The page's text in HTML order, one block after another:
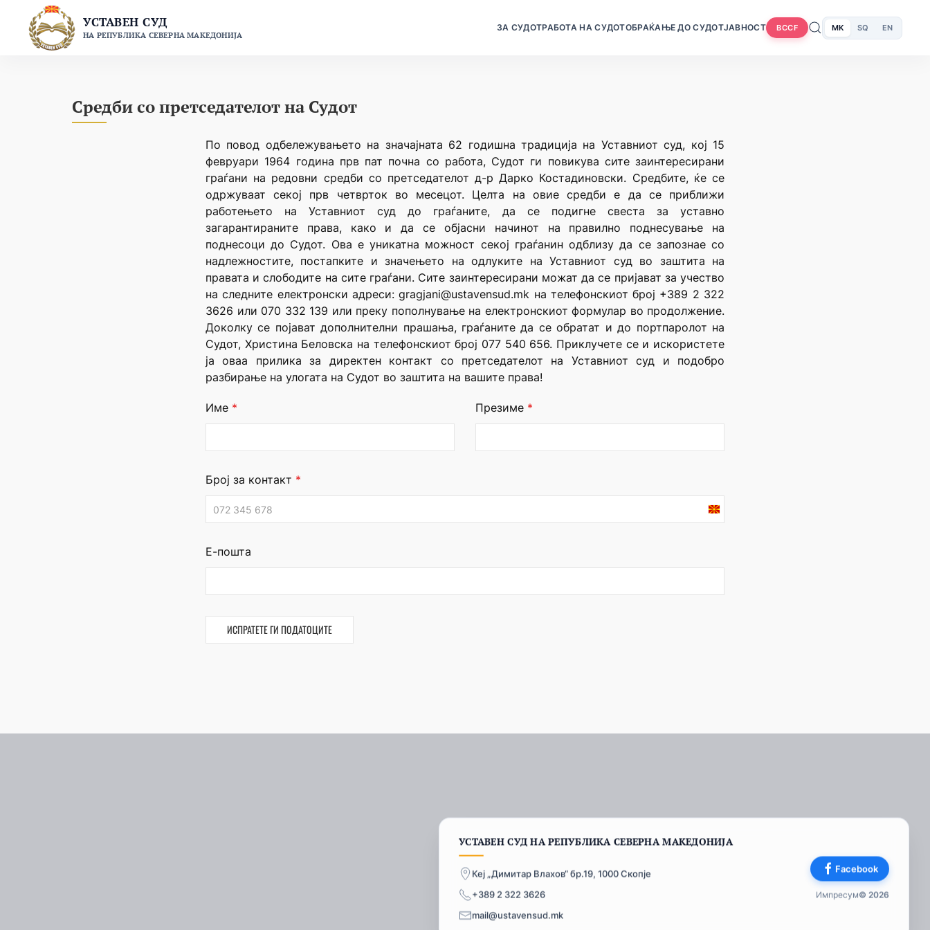
content
УСТАВЕН СУД
НА РЕПУБЛИКА СЕВЕРНА МАКЕДОНИЈА
ЗА СУДОТРАБОТА НА СУДОТОБРАЌАЊЕ ДО СУДОТЈАВНОСТ BCCF MK SQ EN
Средби со претседателот на Судот
По повод одбележувањето на значајната 62 годишна традиција на Уставниот суд, кој 15
февруари 1964 година прв пат почна со работа, Судот ги повикува сите заинтересирани
граѓани на редовни средби со претседателот д-р Дарко Костадиновски. Средбите, ќе се
одржуваат секој прв четврток во месецот. Целта на овие средби е да се приближи
работењето на Уставниот суд до граѓаните, да се подигне свеста за уставно
загарантираните права, како и да се објасни начинот на правилно поднесување на
поднесоци до Судот. Ова е уникатна можност секој граѓанин одблизу да се запознае со
надлежностите, постапките и значењето на одлуките на Уставниот суд во заштита на
правата и слободите на сите граѓани. Сите заинтересирани можат да се пријават за учество
на следните електронски адреси: gragjani@ustavensud.mk на телефонскиот број +389 2 322
3626 или 070 332 139 или преку пополнување на електронскиот формулар во продолжение.
Доколку се појават дополнителни прашања, граѓаните да се обратат и до портпаролот на
Судот, Христина Беловска на телефонскиот број 077 540 656. Приклучете се и искористете
ја оваа прилика за директен контакт со претседателот на Уставниот суд и подобро
разбирање на улогата на Судот во заштита на вашите права!
Име * Презиме *
Број за контакт *
North
Е-пошта
ИСПРАТЕТЕ ГИ ПОДАТОЦИТЕ
УСТАВЕН СУД НА РЕПУБЛИКА СЕВЕРНА МАКЕДОНИЈА
Кеј „Димитар Влахов“ бр.19, 1000 Скопје
+389 2 322 3626
mail@ustavensud.mk
Facebook
Импресум© 2026